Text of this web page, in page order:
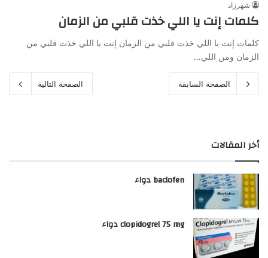
شهرزاد
كلمات إنت يا اللي خذت قلبي من الزمان
كلمات إنت يا اللي خذت قلبي من الزمان إنت يا اللي خذت قلبي من
الزمان ومن اللي…
الصفحة السابقة الصفحة التالية
أخر المقالات
baclofen دواء
clopidogrel 75 mg دواء